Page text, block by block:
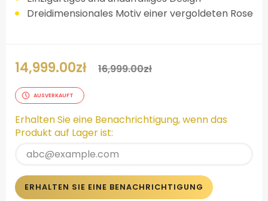
Dreidimensionales Motiv einer vergoldeten Rose
14,999.00zł 16,999.00zł
AUSVERKAUFT
Erhalten Sie eine Benachrichtigung, wenn das
Produkt auf Lager ist:
ERHALTEN SIE EINE BENACHRICHTIGUNG